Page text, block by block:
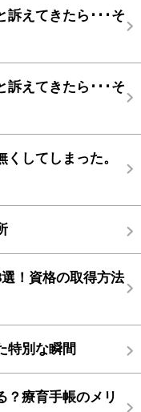
訴えてきたら･･･そ
訴えてきたら･･･そ
してしまった。
！資格の取得方法
特別な瞬間
？療育手帳のメリ